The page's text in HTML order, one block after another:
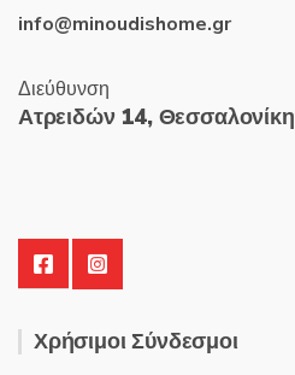
info@minoudishome.gr
Διεύθυνση
Ατρειδών 14, Θεσσαλονίκη
Χρήσιμοι Σύνδεσμοι